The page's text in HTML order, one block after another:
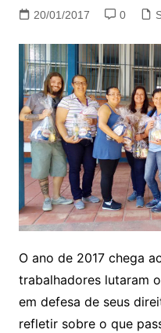
20/01/2017 0
O ano de 2017 chega
trabalhadores lutaram
em defesa de seus
refletir sobre o que